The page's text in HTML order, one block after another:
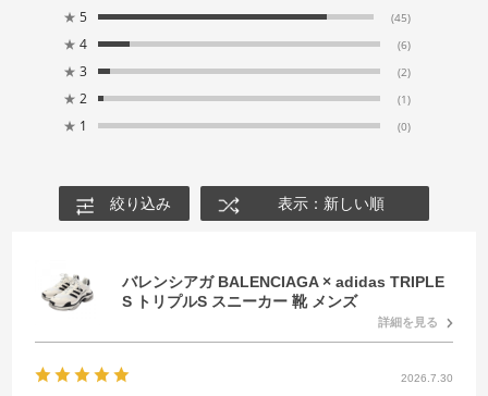
★ 5 (45)
★ 4 (6)
★ 3 (2)
★ 2 (1)
★ 1 (0)
絞り込み 表示：新しい順
バレンシアガ BALENCIAGA × adidas TRIPLE
S トリプルS スニーカー 靴 メンズ
詳細を見る
2026.7.30